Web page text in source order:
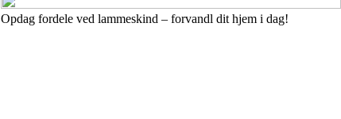
Opdag fordele ved lammeskind – forvandl dit hjem i dag!